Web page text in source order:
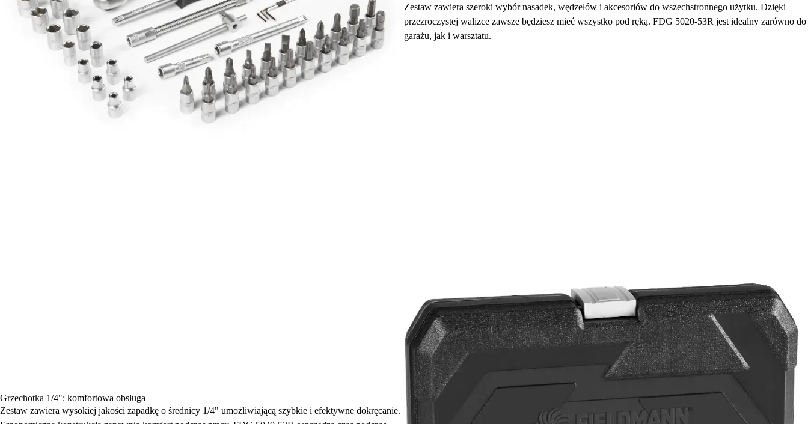
Zestaw zawiera szeroki wybór nasadek, wędzełów i akcesoriów do wszechstronnego użytku. Dzięki
przezroczystej walizce zawsze będziesz mieć wszystko pod ręką. FDG 5020-53R jest idealny zarówno do
garażu, jak i warsztatu.
Grzechotka 1/4": komfortowa obsługa
Zestaw zawiera wysokiej jakości zapadkę o średnicy 1/4" umożliwiającą szybkie i efektywne dokręcanie.